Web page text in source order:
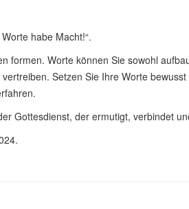
habe Macht!“.
formen. Worte können Sie sowohl
Setzen Sie Ihre Worte
Gottesdienst, der ermutigt, verbindet